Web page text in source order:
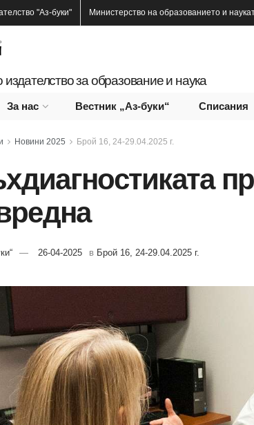
"Аз-буки" Министерство на образованието и
за образование и наука
За нас Вестник „Аз-буки“ Списания
Новини 2025 Брой 16, 24-29.04.2025 г.
26-04-2025 в Брой 16, 24-29.04.2025 г.